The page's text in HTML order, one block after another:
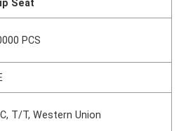
Seat
PCS
T/T, Western Union